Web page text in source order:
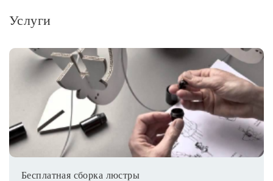
Услуги
Бесплатная сборка люстры